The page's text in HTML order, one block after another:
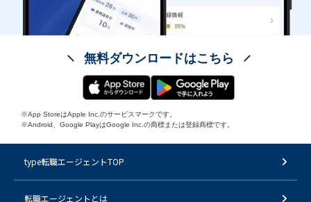
無料ダウンロードはこちら
※App StoreはApple Inc.のサービスマークです。
※Android、Google PlayはGoogle Inc.の商標または登録商標です。
type転職エージェントTOP
転職エージェントとは